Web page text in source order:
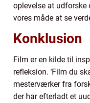
oplevelse at
vores måde at se
Konklusion
Film er en kilde til
refleksion. ‘Film du
mesterværker fra
der har efterladt et